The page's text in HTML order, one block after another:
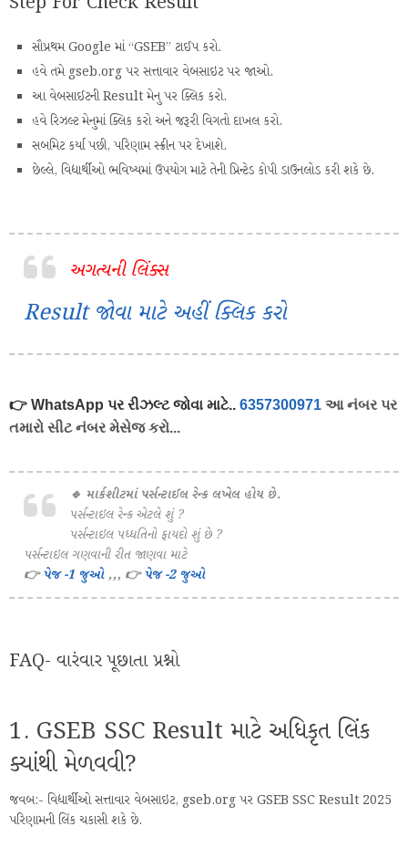
સૌપ્રથમ Google માં “GSEB” ટાઈપ કરો.
હવે તમે gseb.org પર સત્તાવાર વેબસાઇટ પર જાઓ.
આ વેબસાઈટની Result મેનુ પર ક્લિક કરો.
હવે રિઝલ્ટ મેનુમાં ક્લિક કરો અને જરૂરી વિગતો દાખલ કરો.
સબમિટ કર્યા પછી, પરિણામ સ્ક્રીન પર દેખાશે.
છેલ્લે, વિદ્યાર્થીઓ ભવિષ્યમાં ઉપયોગ માટે તેની પ્રિન્ટેડ કોપી ડાઉનલોડ કરી શકે છે.
અગત્યની લિંક્સ
Result જોવા માટે અહીં ક્લિક કરો
👉 WhatsApp પર રીઝલ્ટ જોવા માટે.. 6357300971 આ નંબર પર
તમારો સીટ નંબર મેસેજ કરો...
🔹 માર્કશીટમાં પર્સન્ટાઈલ રેન્ક લખેલ હોય છે.
પર્સન્ટાઇલ રેન્ક એટલે શું ?
પર્સન્ટાઇલ પધ્ધતિનો ફાયદો શું છે ?
પર્સન્ટાઇલ ગણવાની રીત જાણવા માટે
👉પેજ -1 જુઓ,,, 👉પેજ -2 જુઓ
FAQ- વારંવાર પૂછાતા પ્રશ્નો
1. GSEB SSC Result માટે અધિકૃત લિંક
ક્યાંથી મેળવવી?
જવબ:- વિદ્યાર્થીઓ સત્તાવાર વેબસાઇટ, gseb.org પર GSEB SSC Result 2025
પરિણામની લિંક ચકાસી શકે છે.